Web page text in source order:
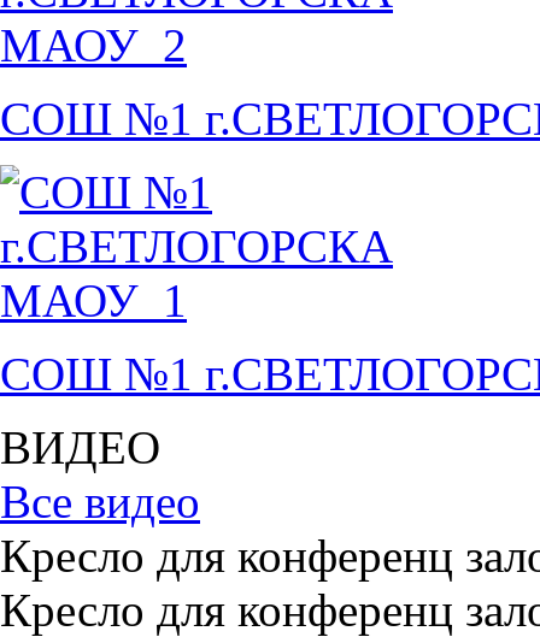
СОШ №1
СОШ №1
ВИДЕО
Все видео
Кресло для конференц
Кресло для конференц